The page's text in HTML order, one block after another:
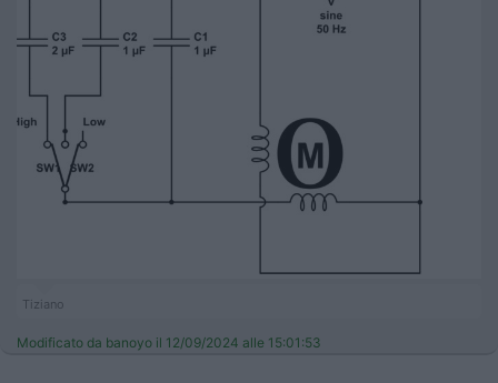
Tiziano
Modificato da banoyo il 12/09/2024 alle 15:01:53